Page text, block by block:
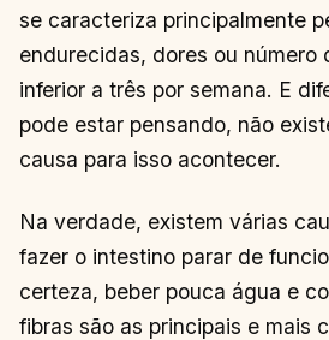
se caracteriza principalmente
endurecidas, dores ou número
inferior a três por semana. E
pode estar pensando, não
causa para isso acontecer.
Na verdade, existem várias
fazer o intestino parar de
certeza, beber pouca água e
fibras são as principais e mais